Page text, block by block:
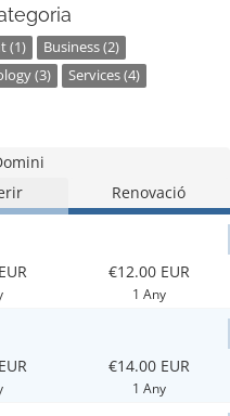
(1)
Business (2)
(3)
Services (4)
Renovació
€12.00 EUR
1 Any
€14.00 EUR
1 Any